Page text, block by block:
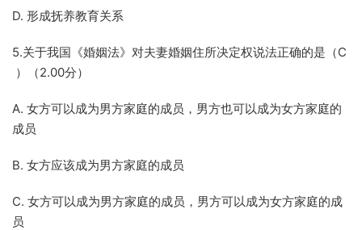
D. 形成抚养教育关系
5.关于我国《婚姻法》对夫妻婚姻住所决定权说法正确的是（C
）（2.00分）
A. 女方可以成为男方家庭的成员，男方也可以成为女方家庭的
成员
B. 女方应该成为男方家庭的成员
C. 女方可以成为男方家庭的成员，男方可以成为女方家庭的成
员